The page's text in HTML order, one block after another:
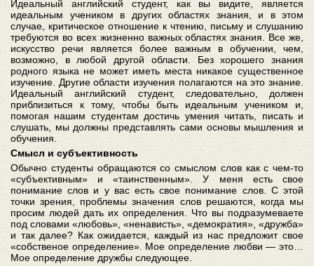
Идеальный английский студент, как вы видите, является
идеальным учеником в других областях знания, и в этом
случае, критическое отношение к чтению, письму и слушанию
требуются во всех жизненно важных областях знания. Все же,
искусство речи является более важным в обучении, чем,
возможно, в любой другой области. Без хорошего знания
родного языка не может иметь места никакое существенное
изучение. Другие области изучения полагаются на это знание.
Идеальный английский студент, следовательно, должен
приблизиться к тому, чтобы быть идеальным учеником и,
помогая нашим студентам достичь умения читать, писать и
слушать, мы должны представлять сами основы мышления и
обучения.
Смысл и субъективность
Обычно студенты обращаются со смыслом слов как с чем-то
«субъективным» и «таинственным». У меня есть свое
понимание слов и у вас есть свое понимание слов. С этой
точки зрения, проблемы значения слов решаются, когда мы
просим людей дать их определения. Что вы подразумеваете
под словами «любовь», «ненависть», «демократия», «дружба»
и так далее? Как ожидается, каждый из нас предложит свое
«собственое определение». Мое определение любви — это…
Мое определение дружбы следующее.